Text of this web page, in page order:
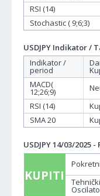
RSI (14)
Stochastic ( 9;6;3)
USDJPY Indikator /
Indikator /
period
MACD(
12;26;9)
RSI (14)
SMA 20
USDJPY 14/03/2025
KUPITI